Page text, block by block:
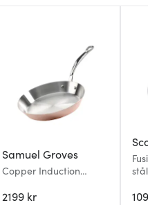
Samuel Groves
Copper Induction
2199 kr
stål
1099